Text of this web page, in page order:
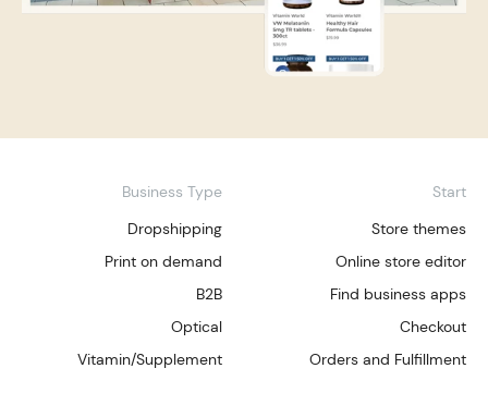
Start
Store themes
Online store editor
Find business apps
Checkout
Orders and Fulfillment
Business Type
Dropshipping
Print on demand
B2B
Optical
Vitamin/Supplement